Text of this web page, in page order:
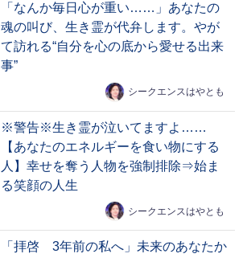
「なんか毎日心が重い……」あなたの
魂の叫び、生き霊が代弁します。やが
て訪れる“自分を心の底から愛せる出来
事”
シークエンスはやとも
※警告※生き霊が泣いてますよ……
【あなたのエネルギーを食い物にする
人】幸せを奪う人物を強制排除⇒始ま
る笑顔の人生
シークエンスはやとも
「拝啓 3年前の私へ」未来のあなたか